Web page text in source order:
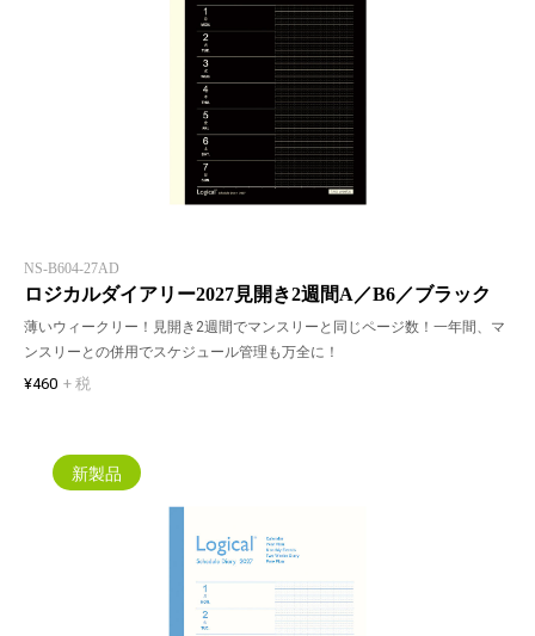
NS-B604-27AD
ロジカルダイアリー2027見開き2週間A／B6／ブラック
薄いウィークリー！見開き2週間でマンスリーと同じページ数！一年間、マ
ンスリーとの併用でスケジュール管理も万全に！
¥460 + 税
新製品